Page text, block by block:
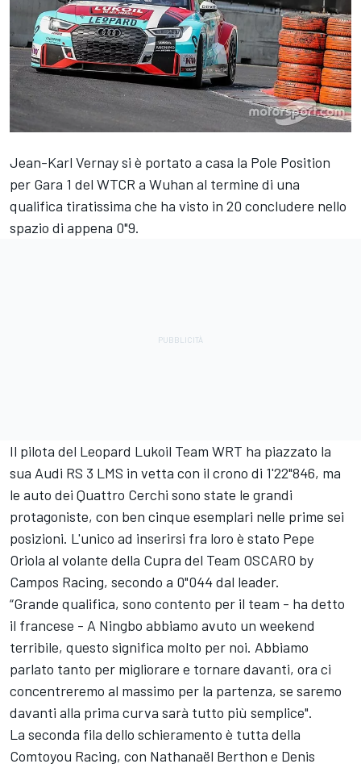
Jean-Karl Vernay si è portato a casa la Pole Position
per Gara 1 del WTCR a Wuhan al termine di una
qualifica tiratissima che ha visto in 20 concludere nello
spazio di appena 0"9.
Il pilota del Leopard Lukoil Team WRT ha piazzato la
sua Audi RS 3 LMS in vetta con il crono di 1'22"846, ma
le auto dei Quattro Cerchi sono state le grandi
protagoniste, con ben cinque esemplari nelle prime sei
posizioni. L'unico ad inserirsi fra loro è stato Pepe
Oriola al volante della Cupra del Team OSCARO by
Campos Racing, secondo a 0"044 dal leader.
“Grande qualifica, sono contento per il team - ha detto
il francese - A Ningbo abbiamo avuto un weekend
terribile, questo significa molto per noi. Abbiamo
parlato tanto per migliorare e tornare davanti, ora ci
concentreremo al massimo per la partenza, se saremo
davanti alla prima curva sarà tutto più semplice".
La seconda fila dello schieramento è tutta della
Comtoyou Racing, con Nathanaël Berthon e Denis